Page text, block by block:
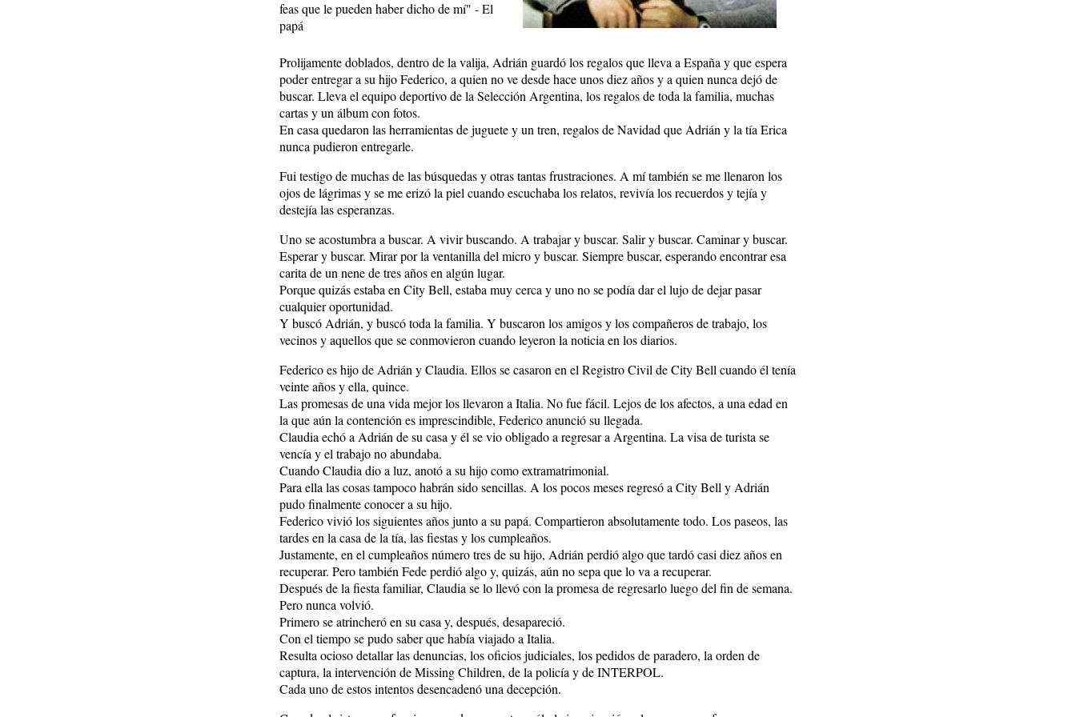
feas que le pueden haber dicho de mí" - El
papá
Prolijamente doblados, dentro de la valija, Adrián guardó los regalos que lleva a España y que espera
poder entregar a su hijo Federico, a quien no ve desde hace unos diez años y a quien nunca dejó de
buscar. Lleva el equipo deportivo de la Selección Argentina, los regalos de toda la familia, muchas
cartas y un álbum con fotos.
En casa quedaron las herramientas de juguete y un tren, regalos de Navidad que Adrián y la tía Erica
nunca pudieron entregarle.
Fui testigo de muchas de las búsquedas y otras tantas frustraciones. A mí también se me llenaron los
ojos de lágrimas y se me erizó la piel cuando escuchaba los relatos, revivía los recuerdos y tejía y
destejía las esperanzas.
Uno se acostumbra a buscar. A vivir buscando. A trabajar y buscar. Salir y buscar. Caminar y buscar.
Esperar y buscar. Mirar por la ventanilla del micro y buscar. Siempre buscar, esperando encontrar esa
carita de un nene de tres años en algún lugar.
Porque quizás estaba en City Bell, estaba muy cerca y uno no se podía dar el lujo de dejar pasar
cualquier oportunidad.
Y buscó Adrián, y buscó toda la familia. Y buscaron los amigos y los compañeros de trabajo, los
vecinos y aquellos que se conmovieron cuando leyeron la noticia en los diarios.
Federico es hijo de Adrián y Claudia. Ellos se casaron en el Registro Civil de City Bell cuando él tenía
veinte años y ella, quince.
Las promesas de una vida mejor los llevaron a Italia. No fue fácil. Lejos de los afectos, a una edad en
la que aún la contención es imprescindible, Federico anunció su llegada.
Claudia echó a Adrián de su casa y él se vio obligado a regresar a Argentina. La visa de turista se
vencía y el trabajo no abundaba.
Cuando Claudia dio a luz, anotó a su hijo como extramatrimonial.
Para ella las cosas tampoco habrán sido sencillas. A los pocos meses regresó a City Bell y Adrián
pudo finalmente conocer a su hijo.
Federico vivió los siguientes años junto a su papá. Compartieron absolutamente todo. Los paseos, las
tardes en la casa de la tía, las fiestas y los cumpleaños.
Justamente, en el cumpleaños número tres de su hijo, Adrián perdió algo que tardó casi diez años en
recuperar. Pero también Fede perdió algo y, quizás, aún no sepa que lo va a recuperar.
Después de la fiesta familiar, Claudia se lo llevó con la promesa de regresarlo luego del fin de semana.
Pero nunca volvió.
Primero se atrincheró en su casa y, después, desapareció.
Con el tiempo se pudo saber que había viajado a Italia.
Resulta ocioso detallar las denuncias, los oficios judiciales, los pedidos de paradero, la orden de
captura, la intervención de Missing Children, de la policía y de INTERPOL.
Cada uno de estos intentos desencadenó una decepción.